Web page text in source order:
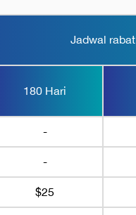
Jadwal rabat
180 Hari
-
-
$25